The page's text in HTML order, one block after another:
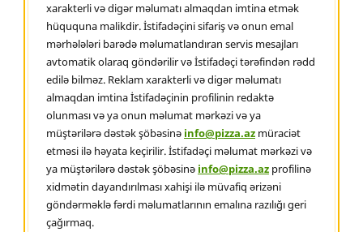
xarakterli və digər məlumatı almaqdan imtina etmək
hüququna malikdir. İstifadəçini sifariş və onun emal
mərhələləri barədə məlumatlandıran servis mesajları
avtomatik olaraq göndərilir və İstifadəçi tərəfindən rədd
edilə bilməz. Reklam xarakterli və digər məlumatı
almaqdan imtina İstifadəçinin profilinin redaktə
olunması və ya onun məlumat mərkəzi və ya
müştərilərə dəstək şöbəsinə info@pizza.az müraciət
etməsi ilə həyata keçirilir. İstifadəçi məlumat mərkəzi və
ya müştərilərə dəstək şöbəsinə info@pizza.az profilinə
xidmətin dayandırılması xahişi ilə müvafiq ərizəni
göndərməklə fərdi məlumatlarının emalına razılığı geri
çağırmaq.